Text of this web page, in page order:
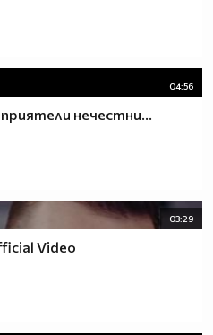
04:56
нечестни...
03:29
Video